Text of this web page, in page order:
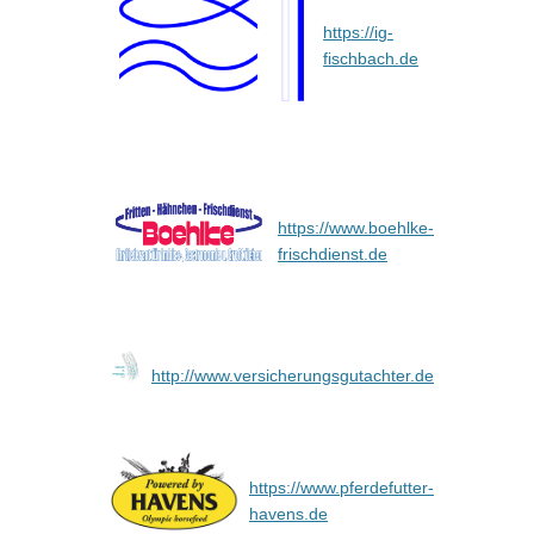
https://ig-
fischbach.de
https://www.boehlke-
frischdienst.de
http://www.versicherungsgutachter.de
https://www.pferdefutter-
havens.de